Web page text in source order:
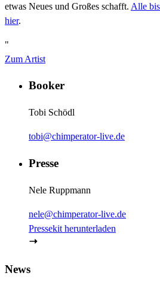
etwas Neues und Großes schafft. Alle
hier.
"
Zum Artist
Booker
Tobi Schödl
tobi@chimperator-live.de
Presse
Nele Ruppmann
nele@chimperator-live.de
Pressekit herunterladen
News